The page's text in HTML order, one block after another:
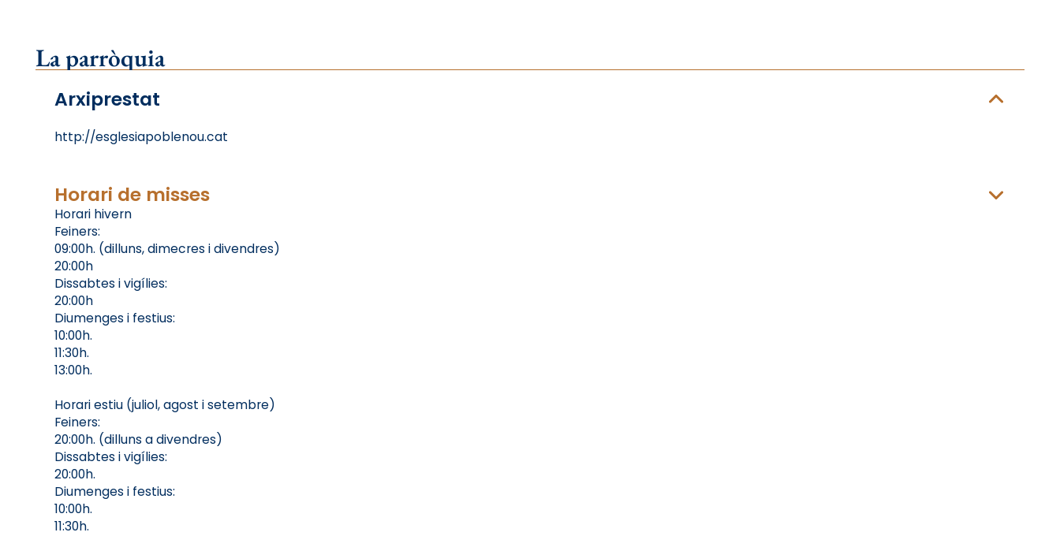
La parròquia
Arxiprestat
http://esglesiapoblenou.cat
Horari de misses
Horari hivern
Feiners:
09:00h. (dilluns, dimecres i divendres)
20:00h
Dissabtes i vigílies:
20:00h
Diumenges i festius:
10:00h.
11:30h.
13:00h.
Horari estiu (juliol, agost i setembre)
Feiners:
20:00h. (dilluns a divendres)
Dissabtes i vigílies:
20:00h.
Diumenges i festius:
10:00h.
11:30h.